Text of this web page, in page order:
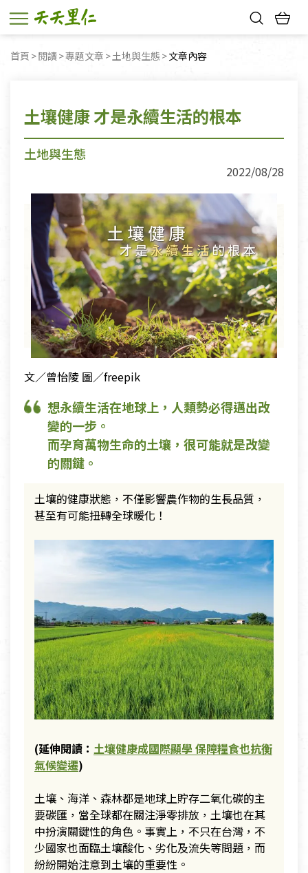
首頁 閱讀 專題文章 土地與生態 目前頁面：
文章內容
土壤健康 才是永續生活的根本
土地與生態
2022/08/28
文／曾怡陵 圖／freepik
想永續生活在地球上，人類勢必得邁出改
變的一步。
而孕育萬物生命的土壤，很可能就是改變
的關鍵。
土壤的健康狀態，不僅影響農作物的生長品質，
甚至有可能扭轉全球暖化！
(延伸閱讀： 土壤健康成國際顯學 保障糧食也抗衡
氣候變遷)
土壤、海洋、森林都是地球上貯存二氧化碳的主
要碳匯，當全球都在關注淨零排放，土壤也在其
中扮演關鍵性的角色。事實上，不只在台灣，不
少國家也面臨土壤酸化、劣化及流失等問題，而
紛紛開始注意到土壤的重要性。